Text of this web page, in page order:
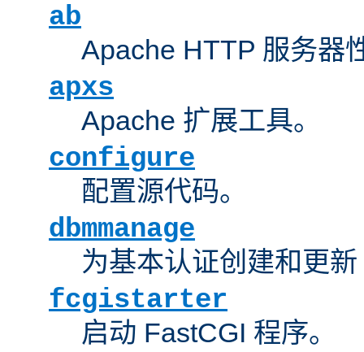
ab
Apache HTTP 服务器
apxs
Apache 扩展工具。
configure
配置源代码。
dbmmanage
为基本认证创建和更
fcgistarter
启动 FastCGI 程序。